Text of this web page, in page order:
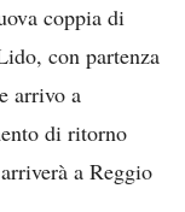
coppia di
con partenza
arrivo a
di ritorno
a Reggio